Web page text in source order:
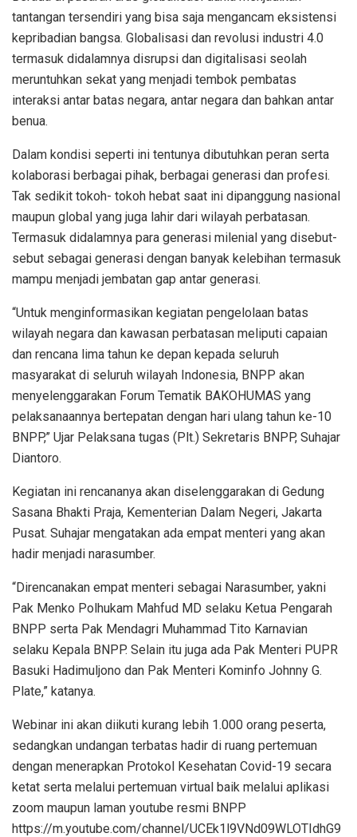
tantangan tersendiri yang bisa saja mengancam eksistensi
kepribadian bangsa. Globalisasi dan revolusi industri 4.0
termasuk didalamnya disrupsi dan digitalisasi seolah
meruntuhkan sekat yang menjadi tembok pembatas
interaksi antar batas negara, antar negara dan bahkan antar
benua.
Dalam kondisi seperti ini tentunya dibutuhkan peran serta
kolaborasi berbagai pihak, berbagai generasi dan profesi.
Tak sedikit tokoh- tokoh hebat saat ini dipanggung nasional
maupun global yang juga lahir dari wilayah perbatasan.
Termasuk didalamnya para generasi milenial yang disebut-
sebut sebagai generasi dengan banyak kelebihan termasuk
mampu menjadi jembatan gap antar generasi.
“Untuk menginformasikan kegiatan pengelolaan batas
wilayah negara dan kawasan perbatasan meliputi capaian
dan rencana lima tahun ke depan kepada seluruh
masyarakat di seluruh wilayah Indonesia, BNPP akan
menyelenggarakan Forum Tematik BAKOHUMAS yang
pelaksanaannya bertepatan dengan hari ulang tahun ke-10
BNPP,” Ujar Pelaksana tugas (Plt.) Sekretaris BNPP, Suhajar
Diantoro.
Kegiatan ini rencananya akan diselenggarakan di Gedung
Sasana Bhakti Praja, Kementerian Dalam Negeri, Jakarta
Pusat. Suhajar mengatakan ada empat menteri yang akan
hadir menjadi narasumber.
“Direncanakan empat menteri sebagai Narasumber, yakni
Pak Menko Polhukam Mahfud MD selaku Ketua Pengarah
BNPP serta Pak Mendagri Muhammad Tito Karnavian
selaku Kepala BNPP. Selain itu juga ada Pak Menteri PUPR
Basuki Hadimuljono dan Pak Menteri Kominfo Johnny G.
Plate,” katanya.
Webinar ini akan diikuti kurang lebih 1.000 orang peserta,
sedangkan undangan terbatas hadir di ruang pertemuan
dengan menerapkan Protokol Kesehatan Covid-19 secara
ketat serta melalui pertemuan virtual baik melalui aplikasi
zoom maupun laman youtube resmi BNPP
https://m.youtube.com/channel/UCEk1l9VNd09WLOTIdhG9